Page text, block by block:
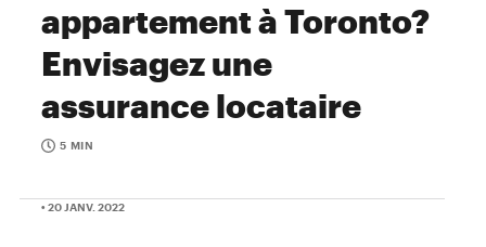
appartement à Toronto?
Envisagez une
assurance locataire
5 MIN
• 20 JANV. 2022